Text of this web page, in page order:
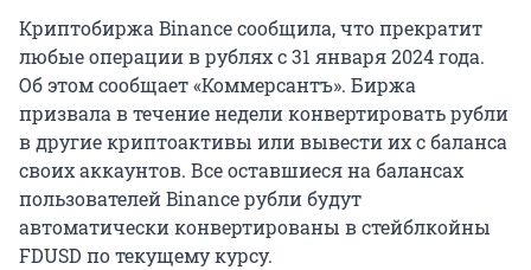
Криптобиржа Binance сообщила, что прекратит
любые операции в рублях с 31 января 2024 года.
Об этом сообщает «Коммерсантъ». Биржа
призвала в течение недели конвертировать рубли
в другие криптоактивы или вывести их с баланса
своих аккаунтов. Все оставшиеся на балансах
пользователей Binance рубли будут
автоматически конвертированы в стейблкойны
FDUSD по текущему курсу.